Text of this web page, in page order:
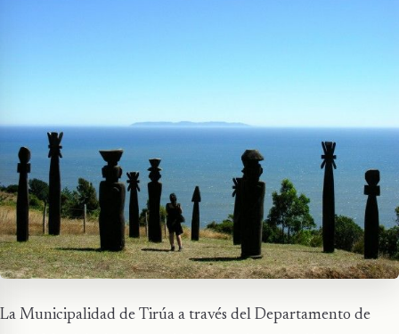
La Municipalidad de Tirúa a través del Departamento de